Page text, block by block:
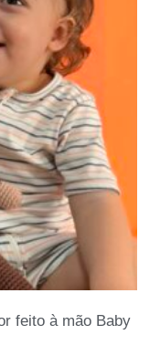
feito à mão Baby